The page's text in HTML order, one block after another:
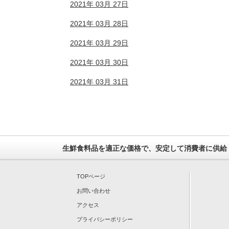
2021年 03月 27日
2021年 03月 28日
2021年 03月 29日
2021年 03月 30日
2021年 03月 31日
生鮮食料品を適正な価格で、安定して消費者に供給
TOPページ
お問い合わせ
アクセス
プライバシーポリシー